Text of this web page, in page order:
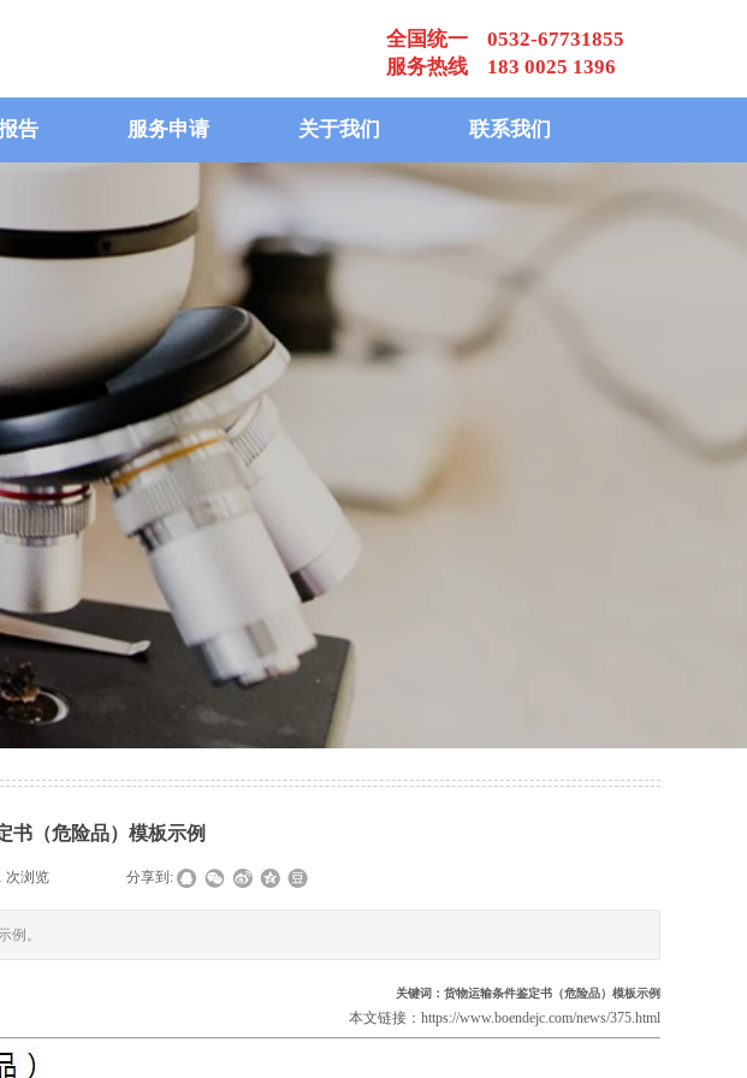
全国统一 0532-67731855
服务热线 183 0025 1396
告 服务申请 关于我们 联系我们
书（危险品）模板示例
次浏览 分享到:
例。
关键词：货物运输条件鉴定书（危险品）模板示例
本文链接： https://www.boendejc.com/news/375.html